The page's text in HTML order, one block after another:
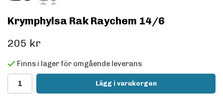
Krymphylsa Rak Raychem 14/6
205 kr
Finns i lager för omgående leverans
Lägg i varukorgen